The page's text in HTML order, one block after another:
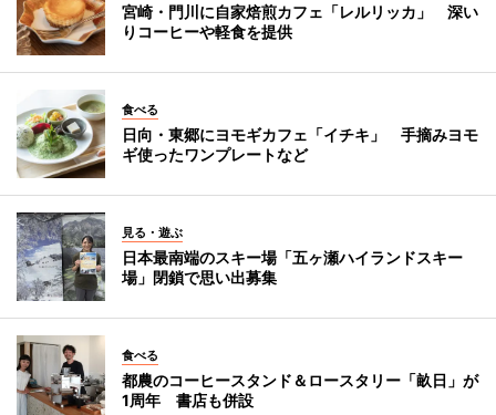
宮崎・門川に自家焙煎カフェ「レルリッカ」 深い
りコーヒーや軽食を提供
食べる
日向・東郷にヨモギカフェ「イチキ」 手摘みヨモ
ギ使ったワンプレートなど
見る・遊ぶ
日本最南端のスキー場「五ヶ瀬ハイランドスキー
場」閉鎖で思い出募集
食べる
都農のコーヒースタンド＆ロースタリー「畝日」が
1周年 書店も併設